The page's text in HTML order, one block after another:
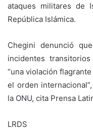
ataques militares de
República Islámica.
Chegini denunció
incidentes
“una violación
el orden
la ONU, cita Prensa
LRDS